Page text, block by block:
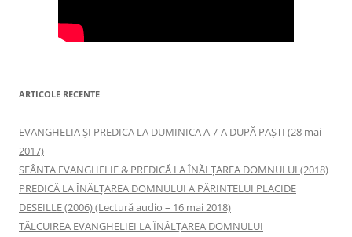
ARTICOLE RECENTE
EVANGHELIA ȘI PREDICA LA DUMINICA A 7-A DUPĂ PAȘTI (28 mai
2017)
SFÂNTA EVANGHELIE & PREDICĂ LA ÎNĂLŢAREA DOMNULUI (2018)
PREDICĂ LA ÎNĂLŢAREA DOMNULUI A PĂRINTELUI PLACIDE
DESEILLE (2006) (Lectură audio – 16 mai 2018)
TÂLCUIREA EVANGHELIEI LA ÎNĂLŢAREA DOMNULUI